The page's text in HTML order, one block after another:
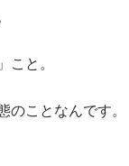
こと。
のことなんです。